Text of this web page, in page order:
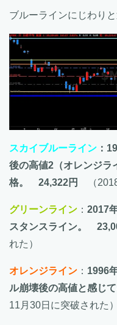
ブルーラインにじわり
スカイブルーライン ：
後の高値2（オレンジラ
格。 24,322円
（2018
グリーンライン ： 2017
スタンスライン。
れた）
オレンジライン ： 1996
ル崩壊後の高値と感じ
11月30日に突破された）